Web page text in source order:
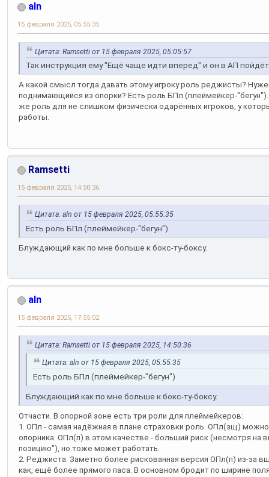
aln
15 февраля 2025, 05:55:35
Цитата: Ramsetti от 15 февраля 2025, 05:05:57
Так инструкция ему "Ещё чаще идти вперед" и он в АП
А какой смысл тогда давать этому игроку роль реджисты?
поднимающийся из опорки? Есть роль БПл (плеймейкер-
же роль для не слишком физически одарённых игроков, у
работы.
Ramsetti
15 февраля 2025, 14:50:36
Цитата: aln от 15 февраля 2025, 05:55:35
Есть роль БПл (плеймейкер-"бегун")
Блуждающий как по мне больше к бокс-ту-боксу.
aln
15 февраля 2025, 17:55:02
Цитата: Ramsetti от 15 февраля 2025, 14:50:36
Цитата: aln от 15 февраля 2025, 05:55:35
Есть роль БПл (плеймейкер-"бегун")
Блуждающий как по мне больше к бокс-ту-боксу.
Отчасти. В опорной зоне есть три роли для плеймейкеров:
1. ОПл - самая надёжная в плане страховки роль. ОПл(зщ) можно
опорника. ОПл(п) в этом качестве - больший риск (несмотря на
позицию"), но тоже может работать.
2. Реджиста. Заметно более рискованная версия ОПл(п) из-за
как, ещё более прямого паса. В основном бродит по ширине